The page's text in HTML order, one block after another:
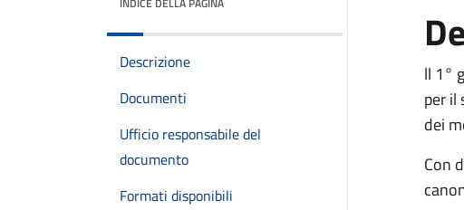
Descrizione
Documenti
Ufficio responsabile del
documento
Formati disponibili
ll 1°
per il
dei
Con